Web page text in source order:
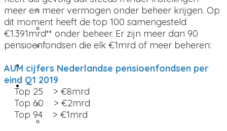
Technische specificaties
Print
Online
Contacteer mij
Taal
English
Nederlands
meer en meer vermogen onder beheer krijgen. Op
dit moment heeft de top 100 samengesteld
€1.391mrd** onder beheer. Er zijn meer dan 90
pensioenfondsen die elk €1mrd of meer beheren:
AUM cijfers Nederlandse pensioenfondsen per
eind Q1 2019
Top 25 > €8mrd
Top 60 > €2mrd
Top 94 > €1mrd